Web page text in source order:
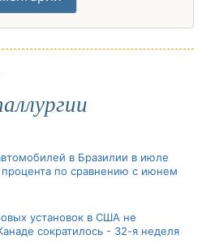
в Бразилии в июле
по сравнению с июнем
установок в США не
сократилось - 32-я неделя